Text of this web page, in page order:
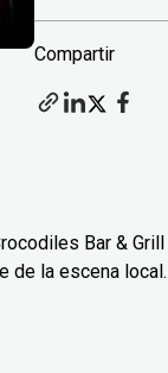
Compartir
Bar &
de la escena